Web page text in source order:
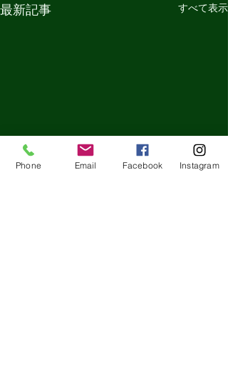
最新記事 すべて表示
Phone Email Facebook Instagram